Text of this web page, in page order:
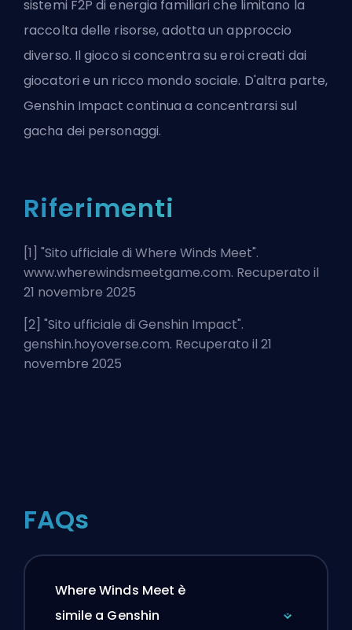
sistemi F2P di energia familiari che limitano la
raccolta delle risorse, adotta un approccio
diverso. Il gioco si concentra su eroi creati dai
giocatori e un ricco mondo sociale. D'altra parte,
Genshin Impact continua a concentrarsi sul
gacha dei personaggi.
Riferimenti
[1] "Sito ufficiale di Where Winds Meet".
www.wherewindsmeetgame.com. Recuperato il
21 novembre 2025
[2] "Sito ufficiale di Genshin Impact".
genshin.hoyoverse.com. Recuperato il 21
novembre 2025
FAQs
Where Winds Meet è
simile a Genshin